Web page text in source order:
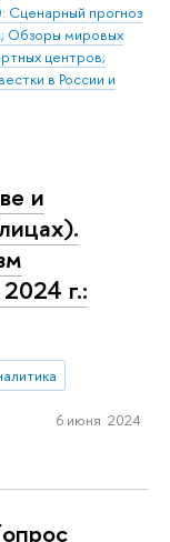
прогноз
Обзоры мировых
центров;
в России и
и
г.:
6 июня 2024